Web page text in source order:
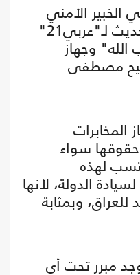
الخبير الأمني
والعسكري العراقي في حديث لـ"عربي21"
وجهاز
مصطفى
سواء
لهذه
الدولة، لأنها
وبمثابة
مبرر تحت أي